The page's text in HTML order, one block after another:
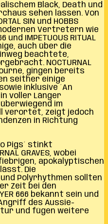
Black, Death und
sehen lassen. Von
SIN und HOBBS
modernen Vertretern wie
und IMPETUOUS RITUAL
auch über die
beachtete,
NOCTURNAL
gingen bereits
seither einige
inklusive ´An
voller Länger
im
verortet, zeigt jedoch
in Richtung
Pigs´ stinkt
GRAVES, wobei
apokalyptischen
Die
Polyrhythmen sollten
Zeit bei den
666 bekannt sein und
des Aussie-
und fügen weitere